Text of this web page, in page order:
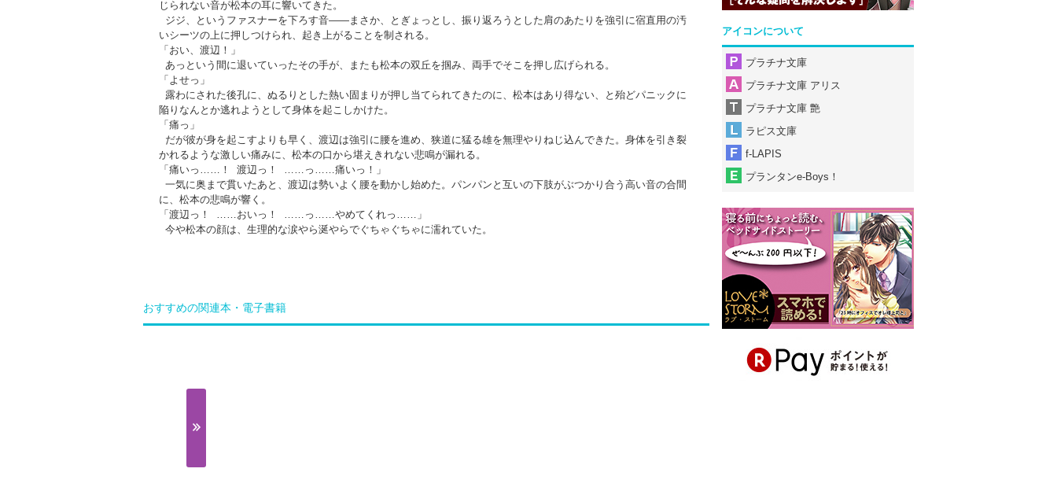
じられない音が松本の耳に響いてきた。
ジジ、というファスナーを下ろす音――まさか、とぎょっとし、振り返ろうとした肩のあたりを強引に宿直用の汚
いシーツの上に押しつけられ、起き上がることを制される。
「おい、渡辺！」
あっという間に退いていったその手が、またも松本の双丘を掴み、両手でそこを押し広げられる。
「よせっ」
露わにされた後孔に、ぬるりとした熱い固まりが押し当てられてきたのに、松本はあり得ない、と殆どパニックに
陥りなんとか逃れようとして身体を起こしかけた。
「痛っ」
だが彼が身を起こすよりも早く、渡辺は強引に腰を進め、狭道に猛る雄を無理やりねじ込んできた。身体を引き裂
かれるような激しい痛みに、松本の口から堪えきれない悲鳴が漏れる。
「痛いっ……！ 渡辺っ！ ……っ……痛いっ！」
一気に奥まで貫いたあと、渡辺は勢いよく腰を動かし始めた。パンパンと互いの下肢がぶつかり合う高い音の合間
に、松本の悲鳴が響く。
「渡辺っ！ ……おいっ！ ……っ……やめてくれっ……」
今や松本の顔は、生理的な涙やら涎やらでぐちゃぐちゃに濡れていた。
おすすめの関連本・電子書籍
アイコンについて
プラチナ文庫
プラチナ文庫 アリス
プラチナ文庫 艶
ラピス文庫
f-LAPIS
プランタンe-Boys！